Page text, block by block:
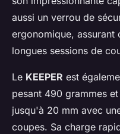
aussi un verrou de
ergonomique,
longues sessions de
Le KEEPER est
pesant 490 grammes
jusqu'à 20 mm avec
coupes. Sa charge